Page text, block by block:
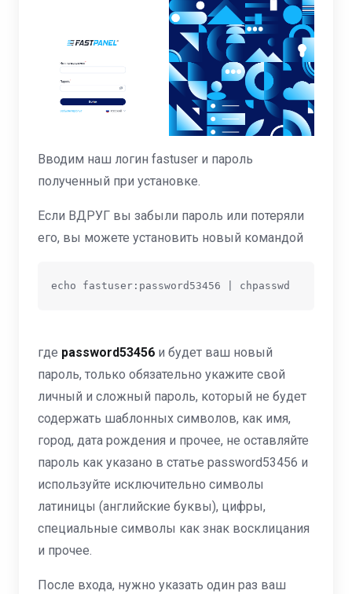
Вводим наш логин fastuser и пароль
полученный при установке.
Если ВДРУГ вы забыли пароль или потеряли
его, вы можете установить новый командой
echo fastuser:password53456 | chpasswd
где password53456 и будет ваш новый
пароль, только обязательно укажите свой
личный и сложный пароль, который не будет
содержать шаблонных символов, как имя,
город, дата рождения и прочее, не оставляйте
пароль как указано в статье password53456 и
используйте исключительно символы
латиницы (английские буквы), цифры,
специальные символы как знак восклицания
и прочее.
После входа, нужно указать один раз ваш